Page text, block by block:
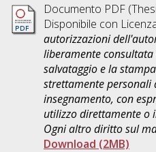
Documento PDF
Disponibile con
autorizzazioni
liberamente
salvataggio e la
strettamente personali
insegnamento, con
utilizzo direttamente o
Ogni altro diritto sul
Download (2MB)